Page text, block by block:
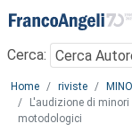
Menu
Cerca:
Main content
Home riviste
L'audizione di
motodologici